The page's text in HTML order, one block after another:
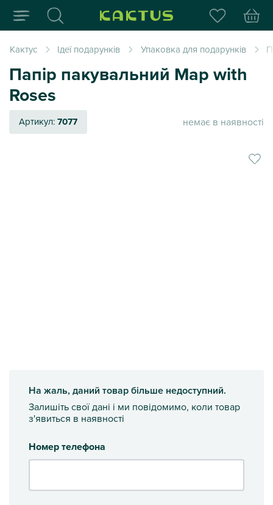
Інтернет-магазин
Кактус Ідеї подарунків Упаковка для подарунків
Папір пакувальний Map with
Roses
Артикул:7077 немає в наявності
На жаль, даний товар більше недоступний.
Залишіть свої дані і ми повідомимо, коли товар
з'явиться в наявності
Номер телефона